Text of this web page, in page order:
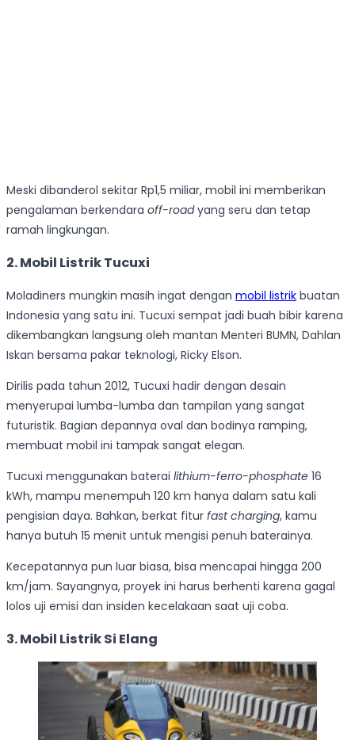
Meski dibanderol sekitar Rp1,5 miliar, mobil ini memberikan
pengalaman berkendara off-roadyang seru dan tetap
ramah lingkungan.
2. Mobil Listrik Tucuxi
Moladiners mungkin masih ingat dengan mobil listrik buatan
Indonesia yang satu ini. Tucuxi sempat jadi buah bibir karena
dikembangkan langsung oleh mantan Menteri BUMN, Dahlan
Iskan bersama pakar teknologi, Ricky Elson.
Dirilis pada tahun 2012, Tucuxi hadir dengan desain
menyerupai lumba-lumba dan tampilan yang sangat
futuristik. Bagian depannya oval dan bodinya ramping,
membuat mobil ini tampak sangat elegan.
Tucuxi menggunakan baterai lithium-ferro-phosphate 16
kWh, mampu menempuh 120 km hanya dalam satu kali
pengisian daya. Bahkan, berkat fitur fast charging, kamu
hanya butuh 15 menit untuk mengisi penuh baterainya.
Kecepatannya pun luar biasa, bisa mencapai hingga 200
km/jam. Sayangnya, proyek ini harus berhenti karena gagal
lolos uji emisi dan insiden kecelakaan saat uji coba.
3. Mobil Listrik Si Elang